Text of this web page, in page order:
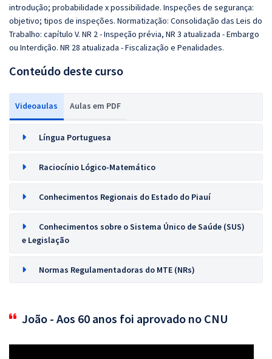
introdução; probabilidade x possibilidade. Inspeções de segurança:
objetivo; tipos de inspeções. Normatização: Consolidação das Leis do
Trabalho: capítulo V. NR 2 - Inspeção prévia, NR 3 atualizada - Embargo
ou Interdição. NR 28 atualizada - Fiscalização e Penalidades.
Conteúdo deste curso
Videoaulas Aulas em PDF
Língua Portuguesa
Raciocínio Lógico-Matemático
Conhecimentos Regionais do Estado do Piauí
Conhecimentos sobre o Sistema Único de Saúde (SUS)
e Legislação
Normas Regulamentadoras do MTE (NRs)
João - Aos 60 anos foi aprovado no CNU